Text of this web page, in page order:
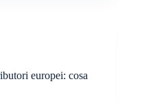
europei: cosa